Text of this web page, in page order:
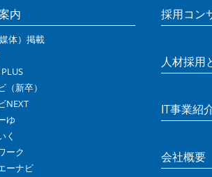
内
体）掲載
（新卒）
NEXT
ゆ
く
ーク
ーナビ
採用コン
人材採用
IT事業紹
会社概要